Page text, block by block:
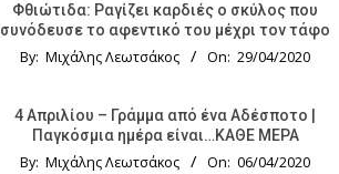
Φθιώτιδα: Ραγίζει καρδιές ο σκύλος που
συνόδευσε το αφεντικό του μέχρι τον τάφο
By: Μιχάλης Λεωτσάκος On: 29/04/2020
4 Απριλίου – Γράμμα από ένα Αδέσποτο |
Παγκόσμια ημέρα είναι…ΚΑΘΕ ΜΕΡΑ
By: Μιχάλης Λεωτσάκος On: 06/04/2020